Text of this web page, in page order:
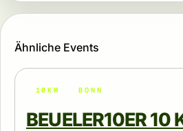
Ähnliche Events
10KM BONN
BEUELER10ER 10